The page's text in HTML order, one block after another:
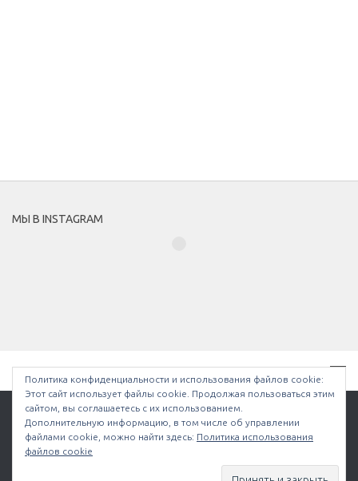
МЫ В INSTAGRAM
Bullethell.ru © 2026. Все права защищены.
Политика конфиденциальности и использования файлов сookie:
Этот сайт использует файлы cookie. Продолжая пользоваться этим
сайтом, вы соглашаетесь с их использованием.
Дополнительную информацию, в том числе об управлении
файлами cookie, можно найти здесь: Политика использования
файлов cookie